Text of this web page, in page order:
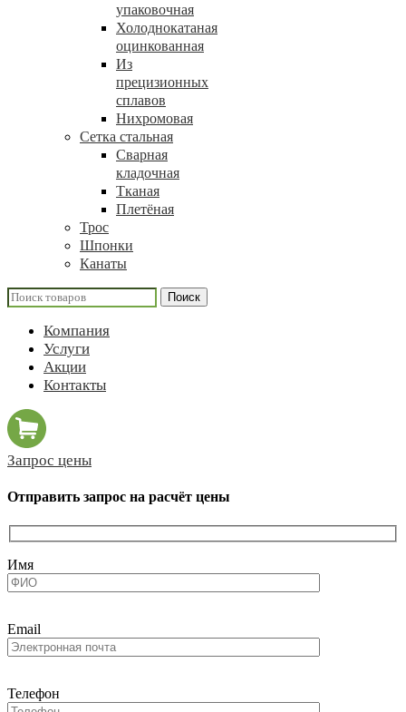
упаковочная
Холоднокатаная
оцинкованная
Из
прецизионных
сплавов
Нихромовая
Сетка стальная
Сварная
кладочная
Тканая
Плетёная
Трос
Шпонки
Канаты
Поиск
Компания
Услуги
Акции
Контакты
Запрос цены
Отправить запрос на расчёт цены
Имя
Email
Телефон